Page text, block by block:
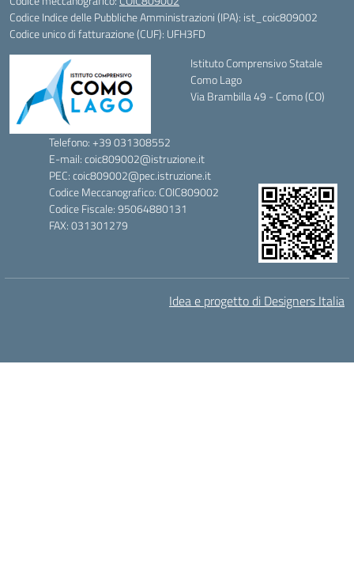
Codice Indice delle Pubbliche Amministrazioni (IPA): ist_coic809002
Codice unico di fatturazione (CUF): UFH3FD
Istituto Comprensivo Statale
Como Lago
Via Brambilla 49 - Como (CO)
Telefono: +39 031308552
E-mail: coic809002@istruzione.it
PEC: coic809002@pec.istruzione.it
Codice Meccanografico: COIC809002
Codice Fiscale: 95064880131
FAX: 031301279
Idea e progetto di Designers Italia